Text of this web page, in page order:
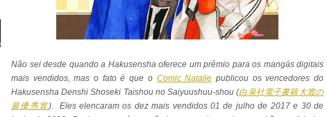
Não sei desde quando a Hakusensha oferece um prêmio para os mangás digitais
mais vendidos, mas o fato é que o Comic Natalie publicou os vencedores do
Hakusensha Denshi Shoseki Taishou no Saiyuushuu-shou (白泉社電子書籍大賞の
最優秀賞). Eles elencaram os dez mais vendidos 01 de julho de 2017 e 30 de